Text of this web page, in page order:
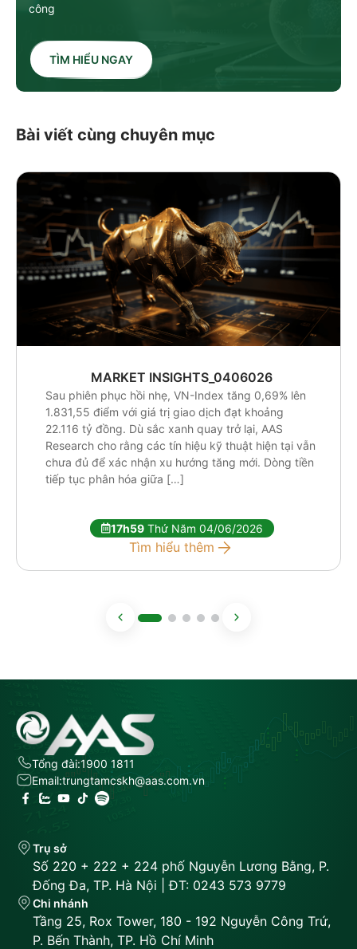
công
TÌM HIỂU NGAY
Bài viết cùng chuyên mục
MARKET INSIGHTS_0406026
Sau phiên phục hồi nhẹ, VN-Index tăng 0,69% lên
1.831,55 điểm với giá trị giao dịch đạt khoảng
22.116 tỷ đồng. Dù sắc xanh quay trở lại, AAS
Research cho rằng các tín hiệu kỹ thuật hiện tại vẫn
chưa đủ để xác nhận xu hướng tăng mới. Dòng tiền
tiếp tục phân hóa giữa […]
17h59Thứ Năm 04/06/2026
Tìm hiểu thêm
Tổng đài:1900 1811
Email:trungtamcskh@aas.com.vn
Trụ sở
Số 220 + 222 + 224 phố Nguyễn Lương Bằng, P.
Đống Đa, TP. Hà Nội | ĐT: 0243 573 9779
Chi nhánh
Tầng 25, Rox Tower, 180 - 192 Nguyễn Công Trứ,
P. Bến Thành, TP. Hồ Chí Minh